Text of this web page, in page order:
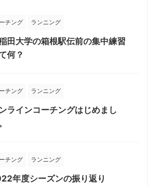
チング ランニング
田大学の箱根駅伝前の集中練習
何？
チング ランニング
ラインコーチングはじめまし
チング ランニング
年度シーズンの振り返り